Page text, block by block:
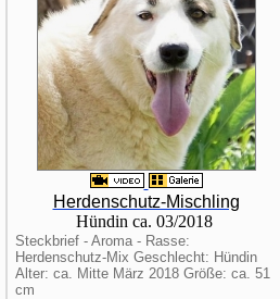
Herdenschutz-Mischling
Hündin ca. 03/2018
Steckbrief - Aroma - Rasse:
Herdenschutz-Mix Geschlecht: Hündin
Alter: ca. Mitte März 2018 Größe: ca. 51
cm